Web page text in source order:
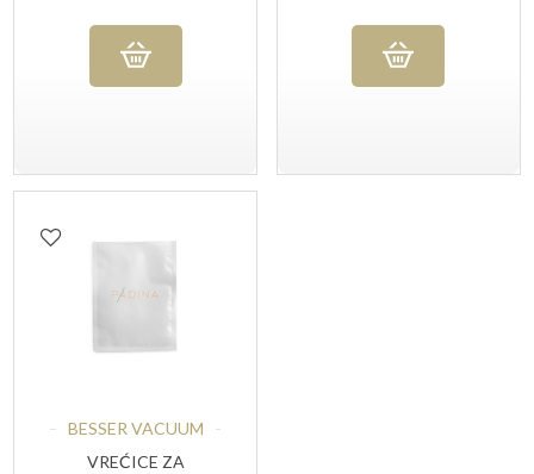
BESSER VACUUM
VREĆICE ZA